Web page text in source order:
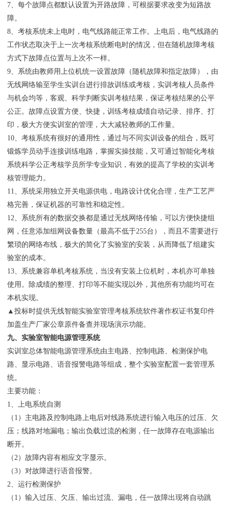
7、每个故障点都默认设置为开路故障，可根据要求改变为短路故
障。
8、考核系统未上电时，电气线路能正常工作。上电后，电气线路的
工作状态取决于上一次考核系统断电时的情况，但在随机故障考核
方式下故障点位置与上次不一样。
9、系统由教师用上位机统一设置故障（随机故障和指定故障），由
无线网络输至学生实训台进行排故训练或考核，实训考核人员条件
与机会均等，客观、科学判断实训考核结果，保证考核结果的公平
公正。故障点设置方便、快捷，训练考核成绩自动记录、排序、打
印，极大方便实训室的管理，大大减轻教师的工作量。
10、考核系统有很好的通用性，通过与不同实训设备的组合，既可
锻炼学员动手连接训练电路，掌握实操技能，又可通过智能化考核
系统科学公正考核学员所学专业知识，有效的提高了学校的实训考
核管理能力。
11、系统采用独立开关电源供电，电路设计优化合理，生产工艺严
格完善，保证机器的可靠性和稳定性。
12、系统所有的数据交换都是通过无线网络传输，可以方便快捷组
网，任意添加组网设备数量（最高不低于255台），而且不需要进行
繁琐的网络布线，极大的简化了实验室的安装，从而降低了组建实
验室的成本。
13、系统兼容单机考核系统，当没有安装上位机时，本机亦可单独
使用。除成绩的整理、打印等不能实现以外，其他所有功能均可在
本机实现。
▲投标时提供无线智能实验室管理考核系统软件著作权证书复印件
加盖生产厂家公章原件备查并现场演示功能。
九、实验室智能电源管理系统
实训室总体智能电源管理系统由主电路、控制电路、检测保护电
路、显示电路、语音报警电路等组成，整个实验室配置一套管理系
统。
主要功能：
1、上电系统自测
（1）主电路及控制电路上电后对线路系统进行输入电压的过压、欠
压；线路对地漏电；输出负载过流的检测，任一故障存在电源输出
断开。
（2）故障内容有相应文字显示。
（3）对故障进行语音报警。
2、运行检测保护
（1）输入过压、欠压、输出过流、漏电，任一故障出现将自动跳